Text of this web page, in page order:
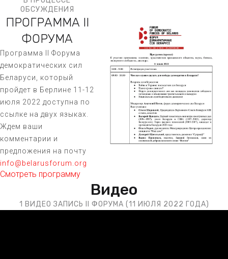
ОБСУЖДЕНИЯ
ПРОГРАММА II
ФОРУМА
Программа II Форума
демократических сил
Беларуси, который
пройдет в Берлине 11-12
июля 2022 доступна по
ссылке на двух языках.
Ждем ваши
комментарии и
предложения на почту
info@belarusforum.org
Смотреть программу
Видео
1 ВИДЕО ЗАПИСЬ II ФОРУМА (11 ИЮЛЯ 2022 ГОДА)